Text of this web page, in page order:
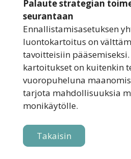
Palaute strategian
seurantaan
Ennallistamisasetuksen
luontokartoitus on
tavoitteisiin
kartoitukset on kuitenkin
vuoropuheluna
tarjota mahdollisuuksia
monikäytölle.
Takaisin